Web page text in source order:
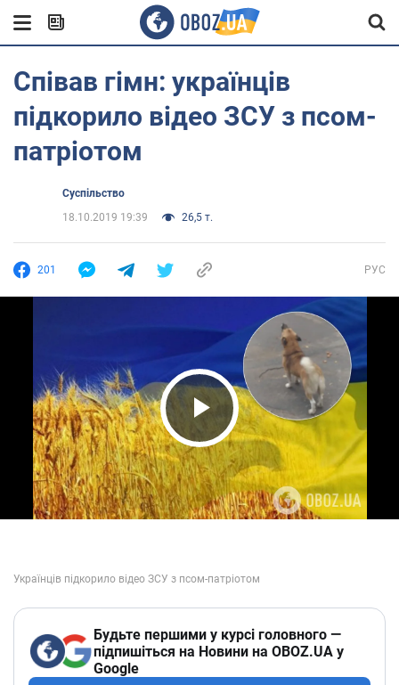
Співав гімн: українців
підкорило відео ЗСУ з псом-
патріотом
Суспільство
18.10.2019 19:39
26,5 т.
201 РУС
Play Video
Будьте першими у курсі головного —
підпишіться на Новини на OBOZ.UA у
Google